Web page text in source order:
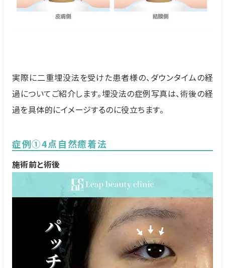
実際に二重埋没法を受けた患者様の、ダウンタイムの経
過についてご紹介します。埋没法の症例写真は、術後の経
過を具体的にイメージするのに役立ちます。
症例①4点自然癒着法
施術前と術後